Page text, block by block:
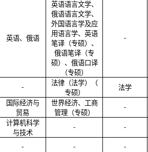
英语、俄语
英语语言文学、
俄语语言文学、
外国语言学及应
用语言学、英语
笔译（专硕） 、
俄语笔译 （专
硕） 、俄语口译
（专硕）
-
-
法律（法学）（
专硕）
法学
国际经济与
贸易
世界经济、 工商
管理 （专硕）
-
计算机科学
与技术
- -
- - -